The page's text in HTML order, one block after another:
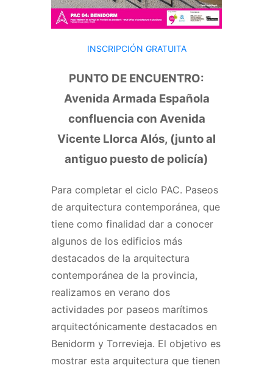
INSCRIPCIÓN GRATUITA
PUNTO DE ENCUENTRO:
Avenida Armada Española
confluencia con Avenida
Vicente Llorca Alós, (junto al
antiguo puesto de policía)
Para completar el ciclo PAC. Paseos
de arquitectura contemporánea, que
tiene como finalidad dar a conocer
algunos de los edificios más
destacados de la arquitectura
contemporánea de la provincia,
realizamos en verano dos
actividades por paseos marítimos
arquitectónicamente destacados en
Benidorm y Torrevieja. El objetivo es
mostrar esta arquitectura que tienen